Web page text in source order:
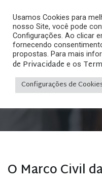
Home»Posts tagged
O Marco Civil
Usamos Cookies para
nosso Site, você pode
Configurações. Ao clicar
fornecendo
propostas. Para mais
de Privacidade e os
Configurações de